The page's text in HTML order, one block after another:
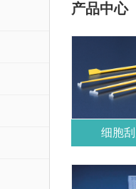
产品中心
细胞